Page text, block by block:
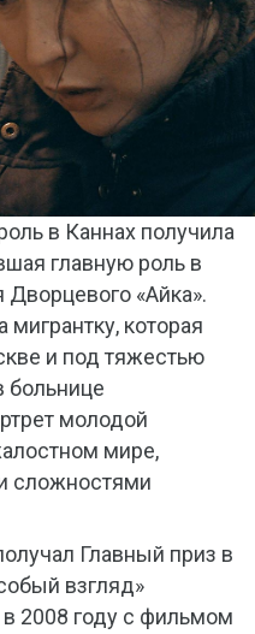
в Каннах получила
главную роль в
«Айка».
мигрантку, которая
и под тяжестью
больнице
молодой
мире,
сложностями
Главный приз в
взгляд»
2008 году с фильмом